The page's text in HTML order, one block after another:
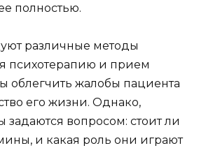
полностью.
различные методы
психотерапию и прием
облегчить жалобы пациента
его жизни. Однако,
вопросом: стоит ли
и какая роль они играют